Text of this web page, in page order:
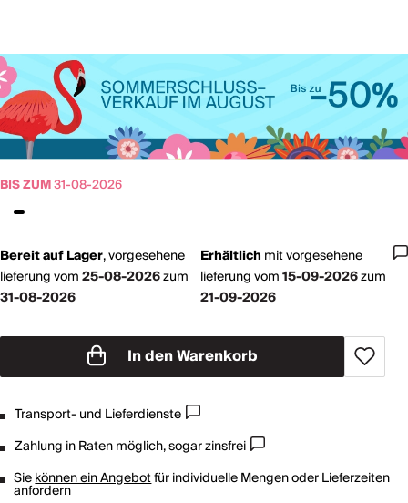
BIS ZUM31-08-2026
Bereit auf Lager,vorgesehene
lieferung vom25-08-2026zum
31-08-2026
Erhältlich mitvorgesehene
lieferung vom15-09-2026zum
21-09-2026
In den Warenkorb
Transport- und Lieferdienste
Zahlung in Raten möglich, sogar zinsfrei
Siekönnen ein Angebotfür individuelle Mengen oder Lieferzeiten
anfordern